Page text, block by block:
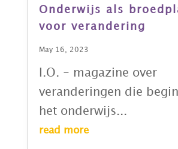
Onderwijs als
voor verandering
May 16, 2023
I.O. - magazine over
veranderingen die
het onderwijs...
read more